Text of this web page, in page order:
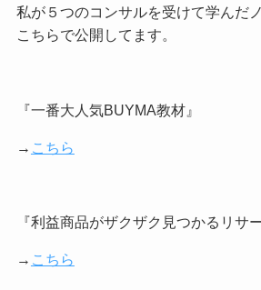
私が５つのコンサルを受けて学んだ
こちらで公開してます。
『一番大人気BUYMA教材』
→ こちら
『利益商品がザクザク見つかるリサ
→ こちら